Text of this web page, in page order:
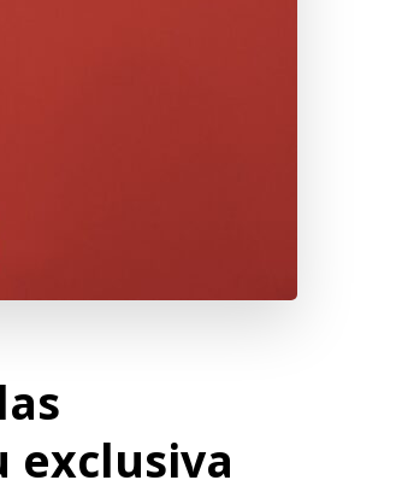
exclusiva